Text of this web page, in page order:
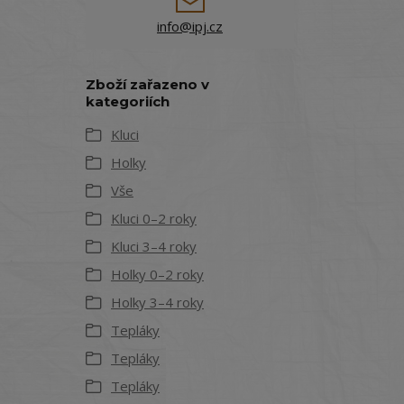
info@ipj.cz
Zboží zařazeno v
kategoriích
Kluci
Holky
Vše
Kluci 0–2 roky
Kluci 3–4 roky
Holky 0–2 roky
Holky 3–4 roky
Tepláky
Tepláky
Tepláky